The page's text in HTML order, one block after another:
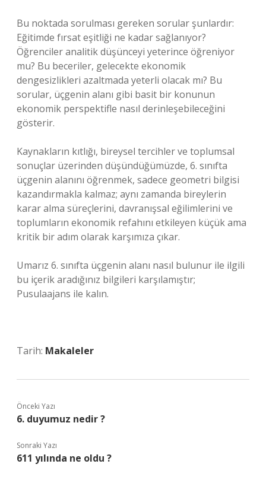
Bu noktada sorulması gereken sorular şunlardır:
Eğitimde fırsat eşitliği ne kadar sağlanıyor?
Öğrenciler analitik düşünceyi yeterince öğreniyor
mu? Bu beceriler, gelecekte ekonomik
dengesizlikleri azaltmada yeterli olacak mı? Bu
sorular, üçgenin alanı gibi basit bir konunun
ekonomik perspektifle nasıl derinleşebileceğini
gösterir.
Kaynakların kıtlığı, bireysel tercihler ve toplumsal
sonuçlar üzerinden düşündüğümüzde, 6. sınıfta
üçgenin alanını öğrenmek, sadece geometri bilgisi
kazandırmakla kalmaz; aynı zamanda bireylerin
karar alma süreçlerini, davranışsal eğilimlerini ve
toplumların ekonomik refahını etkileyen küçük ama
kritik bir adım olarak karşımıza çıkar.
Umarız 6. sınıfta üçgenin alanı nasıl bulunur ile ilgili
bu içerik aradığınız bilgileri karşılamıştır;
Pusulaajans ile kalın.
Tarih: Makaleler
Önceki Yazı
6. duyumuz nedir ?
Sonraki Yazı
611 yılında ne oldu ?